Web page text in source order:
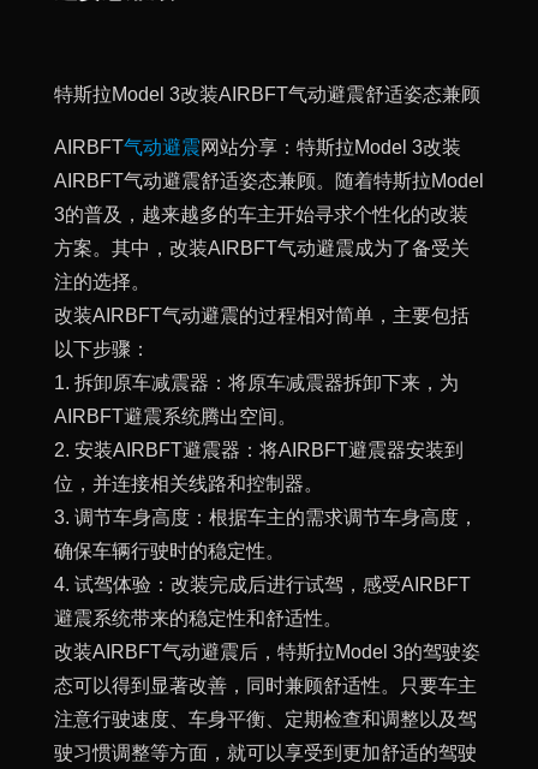
特斯拉Model 3改装AIRBFT气动避震舒适姿态兼顾
AIRBFT气动避震网站分享：特斯拉Model 3改装
AIRBFT气动避震舒适姿态兼顾。随着特斯拉Model
3的普及，越来越多的车主开始寻求个性化的改装
方案。其中，改装AIRBFT气动避震成为了备受关
注的选择。
改装AIRBFT气动避震的过程相对简单，主要包括
以下步骤：
1. 拆卸原车减震器：将原车减震器拆卸下来，为
AIRBFT避震系统腾出空间。
2. 安装AIRBFT避震器：将AIRBFT避震器安装到
位，并连接相关线路和控制器。
3. 调节车身高度：根据车主的需求调节车身高度，
确保车辆行驶时的稳定性。
4. 试驾体验：改装完成后进行试驾，感受AIRBFT
避震系统带来的稳定性和舒适性。
改装AIRBFT气动避震后，特斯拉Model 3的驾驶姿
态可以得到显著改善，同时兼顾舒适性。只要车主
注意行驶速度、车身平衡、定期检查和调整以及驾
驶习惯调整等方面，就可以享受到更加舒适的驾驶